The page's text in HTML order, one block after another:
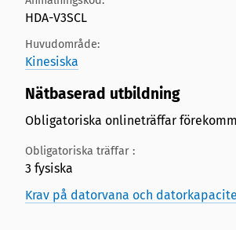
HDA-V3SCL
Huvudområde:
Kinesiska
Nätbaserad utbildning
Obligatoriska onlineträffar
Obligatoriska träffar :
3 fysiska
Krav på datorvana och